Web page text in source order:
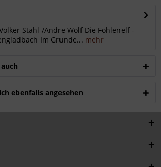
Stahl /Andre Wolf Die Fohlenelf -
Im Grunde... mehr
ebenfalls angesehen